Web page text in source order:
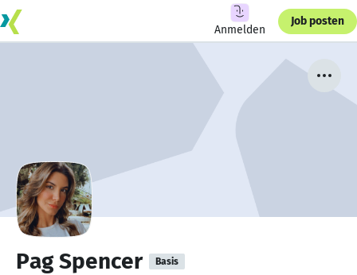
Anmelden
Job posten
Pag Spencer Basis